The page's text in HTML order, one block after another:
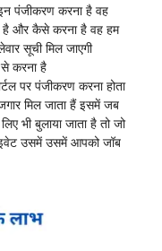
पंजीकरण करना है वह
है और कैसे करना है वह हम
सूची मिल जाएगी
करना है
पर पंजीकरण करना होता
मिल जाता हैं इसमें जब
भी बुलाया जाता है तो जो
उसमें उसमें आपको जॉब